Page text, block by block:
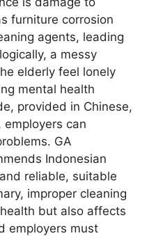
furniture corrosion
agents, leading
a messy
elderly feel lonely
mental health
provided in Chinese,
employers can
GA
Indonesian
reliable, suitable
improper cleaning
but also affects
employers must